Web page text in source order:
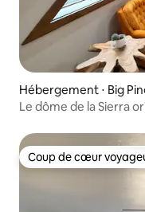
Hébergement ⋅ Big
Le dôme de la Sierra
Coup de cœur
Coup de cœur